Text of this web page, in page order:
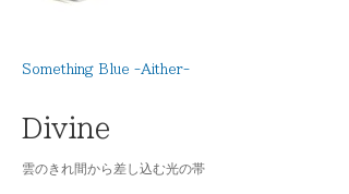
Something Blue -Aither-
Divine
雲のきれ間から差し込む光の帯